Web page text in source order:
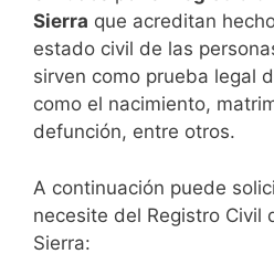
Sierra que acreditan
estado civil de las
sirven como prueba legal
como el nacimiento,
defunción, entre otros.
A continuación puede
necesite del Registro Civil
Sierra: